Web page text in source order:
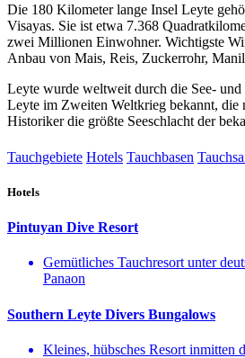
Die 180 Kilometer lange Insel Leyte
Visayas. Sie ist etwa 7.368
zwei Millionen Einwohner. Wichtigste
Anbau von Mais, Reis, Zuckerrohr,
Leyte wurde weltweit durch die See-
Leyte im Zweiten Weltkrieg bekannt, die
Historiker die größte Seeschlacht der
Tauchgebiete Hotels Tauchbasen
Hotels
Pintuyan Dive Resort
Gemütliches Tauchresort unter
Panaon
Southern Leyte Divers Bungalows
Kleines, hübsches Resort inmitten